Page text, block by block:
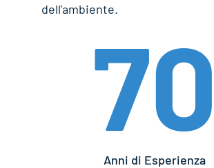
dell'ambiente.
70
Anni di Esperienza